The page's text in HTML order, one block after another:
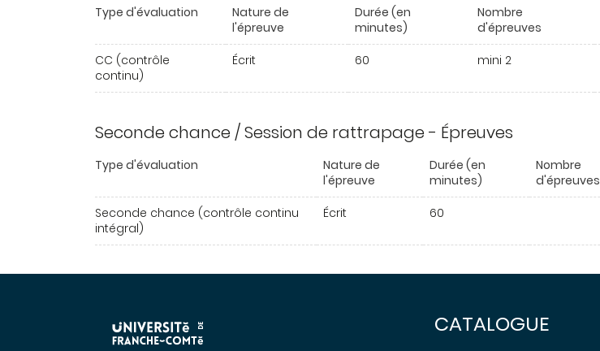
Type d'évaluation
Nature de
l'épreuve
Durée (en
minutes)
Nombre
d'épreuves
CC (contrôle
continu)
Écrit 60 mini 2
Seconde chance / Session de rattrapage - Épreuves
Type d'évaluation
Nature de
l'épreuve
Durée (en
minutes)
Nombre
d'épreuves
Seconde chance (contrôle continu
intégral)
Écrit 60
CATALOGUE